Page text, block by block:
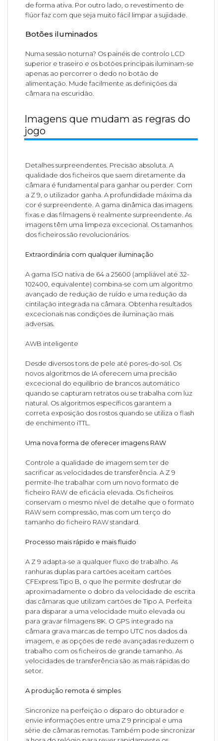
de forma ativa. Por outro lado, o revestimento de
flúor faz com que seja muito fácil limpar a sujidade.
Botões iluminados
Numa sessão noturna? Os painéis de controlo LCD
superior e traseiro e os botões principais iluminam-se
apenas ao percorrer o dedo no botão de
alimentação. Mude facilmente as definições da
câmara na escuridão.
Imagens que mudam as regras do
jogo
Detalhes surpreendentes. Precisão absoluta. A
qualidade dos ficheiros que saem diretamente da
câmara é fundamental para ganhar ou perder. Com
a Z 9, o utilizador ganha. A profundidade máxima da
cor é surpreendente. A gama dinâmica das imagens
fixas e das filmagens é realmente surpreendente. As
imagens têm uma limpeza excecional. Os tamanhos
dos ficheiros são revolucionários.
Extraordinária com qualquer iluminação
A gama ISO nativa de 64 a 25600 (ampliável até 32-
102400, equivalente) combina-se com um algoritmo
avançado de redução de ruído e uma redução da
cintilação integrada na câmara. Obtenha resultados
excecionais nas condições de iluminação mais
adversas.
AWB inteligente
Desde diversos tons de pele até pores-do-sol. Os
novos algoritmos de IA oferecem uma precisão
excecional do equilíbrio de brancos automático
quando se capturam retratos ou se trabalha com luz
natural. Os algoritmos específicos garantem a
correta exposição dos rostos quando se utiliza o flash
de enchimento iTTL.
Uma nova forma de oferecer imagens RAW
Controle a qualidade de imagem sem ter de
sacrificar as velocidades de transferência. A Z 9
permite-lhe trabalhar com um novo formato de
ficheiro RAW de eficácia elevada. Os ficheiros
conservam o mesmo nível de detalhe que o formato
RAW sem compressão, mas com um terço do
tamanho do ficheiro RAW standard.
Processo mais rápido e mais fluido
A Z 9 adapta-se a qualquer fluxo de trabalho. As
ranhuras duplas para cartões aceitam cartões
CFExpress Tipo B, o que lhe permite desfrutar de
aproximadamente o dobro da velocidade de escrita
das câmaras que utilizam cartões de Tipo A. Perfeita
para disparar a uma velocidade muito elevada ou
para gravar filmagens 8K. O GPS integrado na
câmara grava marcas de tempo UTC nos dados da
imagem, e as opções de rede avançadas reduzem o
trabalho com os ficheiros de grande tamanho. As
velocidades de transferência são as mais rápidas do
setor.
A produção remota é simples
Sincronize na perfeição o disparo do obturador e
envie informações entre uma Z 9 principal e uma
série de câmaras remotas. Também pode sincronizar